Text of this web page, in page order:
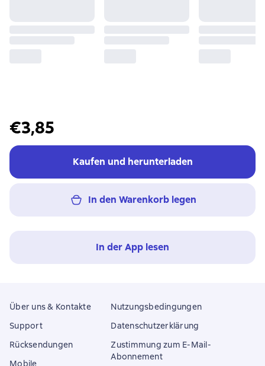
€3,85
Kaufen und herunterladen
In den Warenkorb legen
In der App lesen
Über uns & Kontakte
Support
Rücksendungen
Mobile
Nutzungsbedingungen
Datenschutzerklärung
Zustimmung zum E-Mail-
Abonnement